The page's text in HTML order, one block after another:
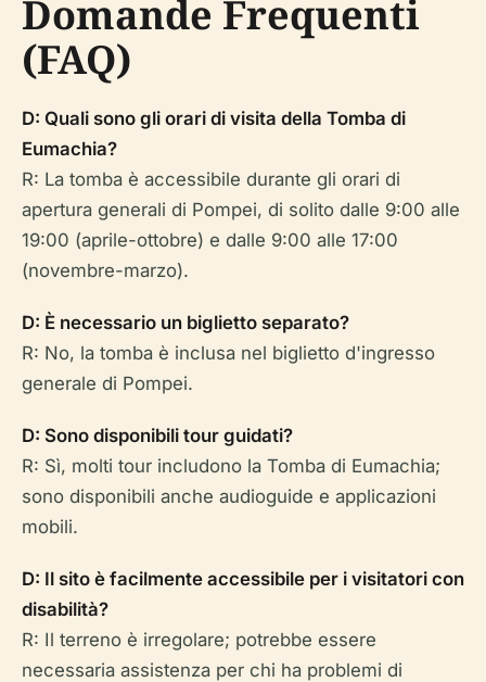
Domande Frequenti
(FAQ)
D: Quali sono gli orari di visita della Tomba di
Eumachia?
R: La tomba è accessibile durante gli orari di
apertura generali di Pompei, di solito dalle 9:00 alle
19:00 (aprile-ottobre) e dalle 9:00 alle 17:00
(novembre-marzo).
D: È necessario un biglietto separato?
R: No, la tomba è inclusa nel biglietto d'ingresso
generale di Pompei.
D: Sono disponibili tour guidati?
R: Sì, molti tour includono la Tomba di Eumachia;
sono disponibili anche audioguide e applicazioni
mobili.
D: Il sito è facilmente accessibile per i visitatori con
disabilità?
R: Il terreno è irregolare; potrebbe essere
necessaria assistenza per chi ha problemi di